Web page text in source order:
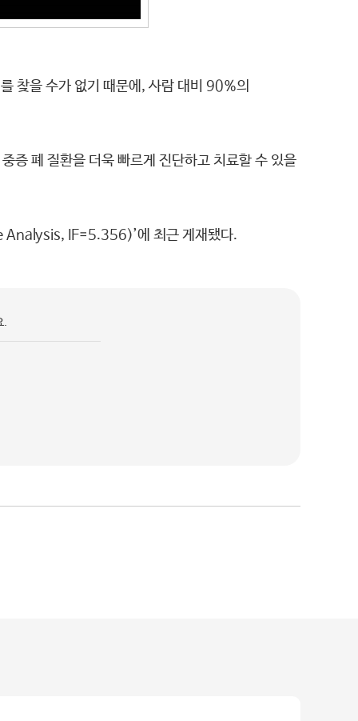
찾을 수가 없기 때문에, 사람 대비 90%의
증 폐 질환을 더욱 빠르게 진단하고 치료할 수 있을
Analysis, IF=5.356)’에 최근 게재됐다.
.